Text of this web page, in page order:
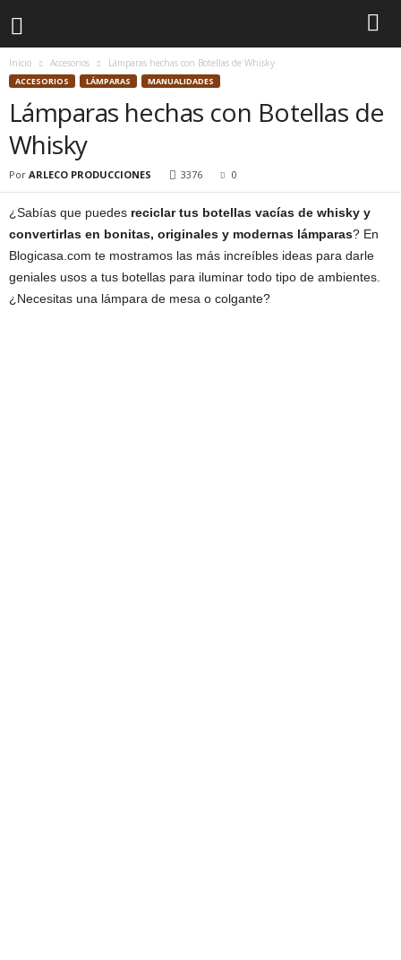
Inicio Accesorios Lámparas hechas con Botellas de Whisky
ACCESORIOS LÁMPARAS MANUALIDADES
Lámparas hechas con Botellas de
Whisky
Por ARLECO PRODUCCIONES 3376 0
¿Sabías que puedes reciclar tus botellas vacías de whisky y
convertirlas en bonitas, originales y modernas lámparas? En
Blogicasa.com te mostramos las más increíbles ideas para darle
geniales usos a tus botellas para iluminar todo tipo de ambientes.
¿Necesitas una lámpara de mesa o colgante?